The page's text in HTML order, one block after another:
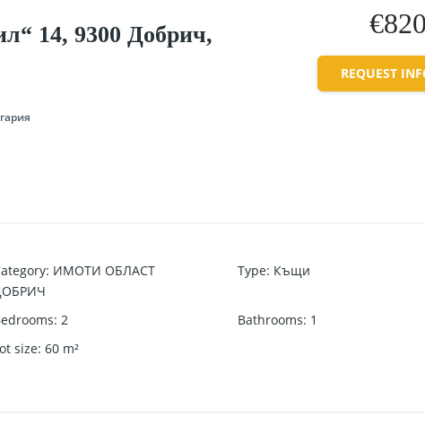
14, 9300 Добрич,
REQUEST
: ИМОТИ ОБЛАСТ
Type: Къщи
: 2 Bathrooms: 1
size: 60 m²